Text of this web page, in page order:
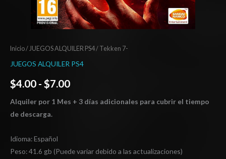
Inicio/ JUEGOS ALQUILER PS4/ Tekken 7-
JUEGOS ALQUILER PS4
$4.00 - $7.00
Alquiler por 1 Mes + 3 días adicionales para cubrir el tiempo
de descarga.
Idioma: Español
Peso: 41.6 gb (Puede variar debido a las actualizaciones)